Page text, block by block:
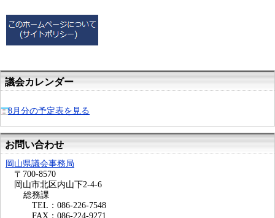
議会カレンダー
8月分の予定表を見る
お問い合わせ
岡山県議会事務局
〒700-8570
岡山市北区内山下2-4-6
総務課
TEL：086-226-7548
FAX：086-224-9271